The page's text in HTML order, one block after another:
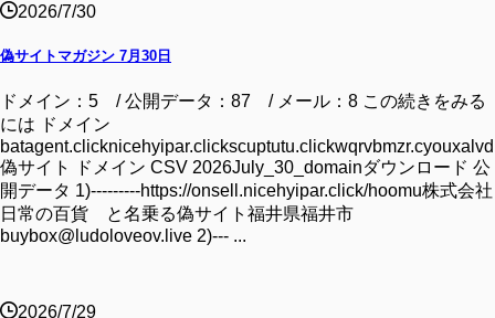
2026/7/30
偽サイトマガジン 7月30日
ドメイン：5 / 公開データ：87 / メール：8 この続きをみる
には ドメイン
偽サイト ドメイン CSV 2026July_30_domainダウンロード 公
開データ 1)---------https://onsell.nicehyipar.click/hoomu株式会社
日常の百貨 と名乗る偽サイト福井県福井市
buybox@ludoloveov.live 2)--- ...
2026/7/29